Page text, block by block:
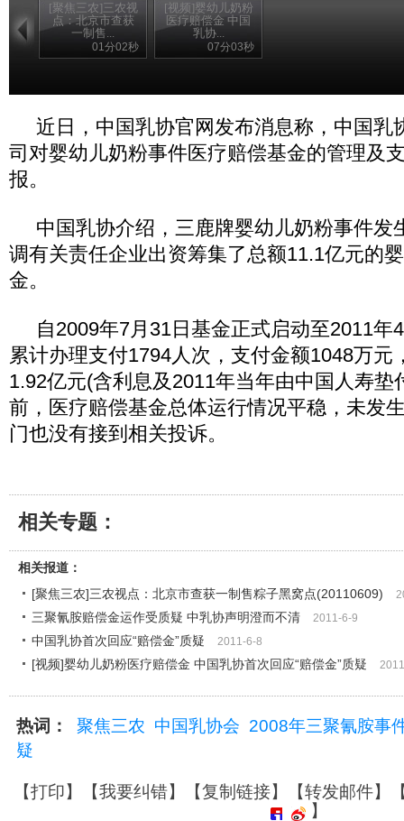
[聚焦三农]三农视
点：北京市查获
一制售...
01分02秒
[视频]婴幼儿奶粉
医疗赔偿金 中国
乳协...
07分03秒
近日，中国乳协官网发布消息称，中国乳
司对婴幼儿奶粉事件医疗赔偿基金的管理及
报。
中国乳协介绍，三鹿牌婴幼儿奶粉事件发
调有关责任企业出资筹集了总额11.1亿元的
金。
自2009年7月31日基金正式启动至2011年
累计办理支付1794人次，支付金额1048万元
1.92亿元(含利息及2011年当年由中国人寿垫
前，医疗赔偿基金总体运行情况平稳，未发
门也没有接到相关投诉。
相关专题：
相关报道：
[聚焦三农]三农视点：北京市查获一制售粽子黑窝点(20110609)
三聚氰胺赔偿金运作受质疑 中乳协声明澄而不清 2011-6-9
中国乳协首次回应“赔偿金”质疑 2011-6-8
[视频]婴幼儿奶粉医疗赔偿金 中国乳协首次回应“赔偿金”质疑
热词： 聚焦三农 中国乳协会 2008年三聚氰胺事
疑
【打印】【我要纠错】【复制链接】【转发邮件】
】